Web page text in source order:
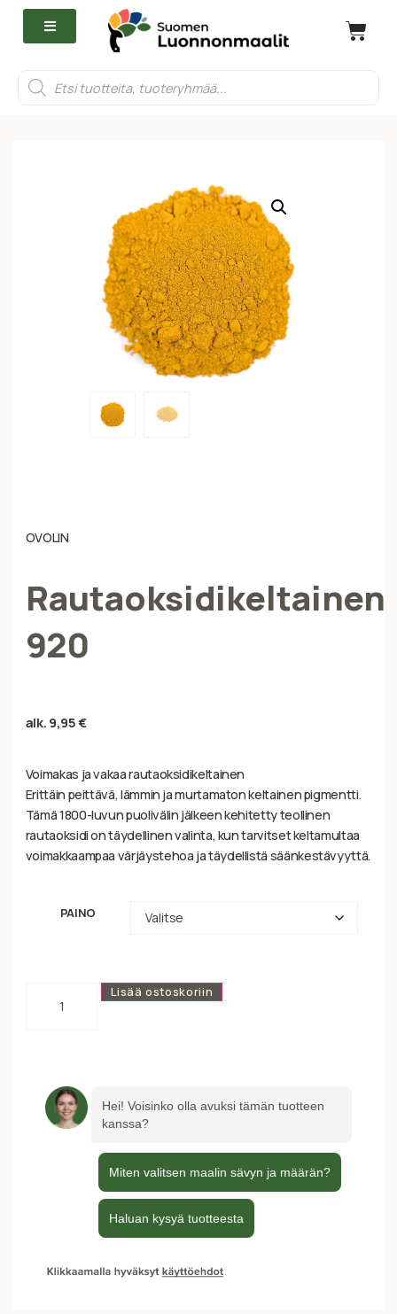
OVOLIN
Rautaoksidikeltainen
920
alk. 9,95€
Voimakas ja vakaa rautaoksidikeltainen
Erittäin peittävä, lämmin ja murtamaton keltainen pigmentti.
Tämä 1800-luvun puolivälin jälkeen kehitetty teollinen
rautaoksidi on täydellinen valinta, kun tarvitset keltamultaa
voimakkaampaa värjäystehoa ja täydellistä säänkestävyyttä.
PAINO
Lisää ostoskoriin